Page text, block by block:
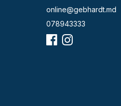
online@gebhardt.md
078943333